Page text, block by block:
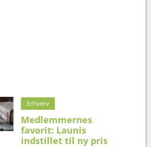
Erhverv
Medlemmernes
favorit: Launis
indstillet til ny pris